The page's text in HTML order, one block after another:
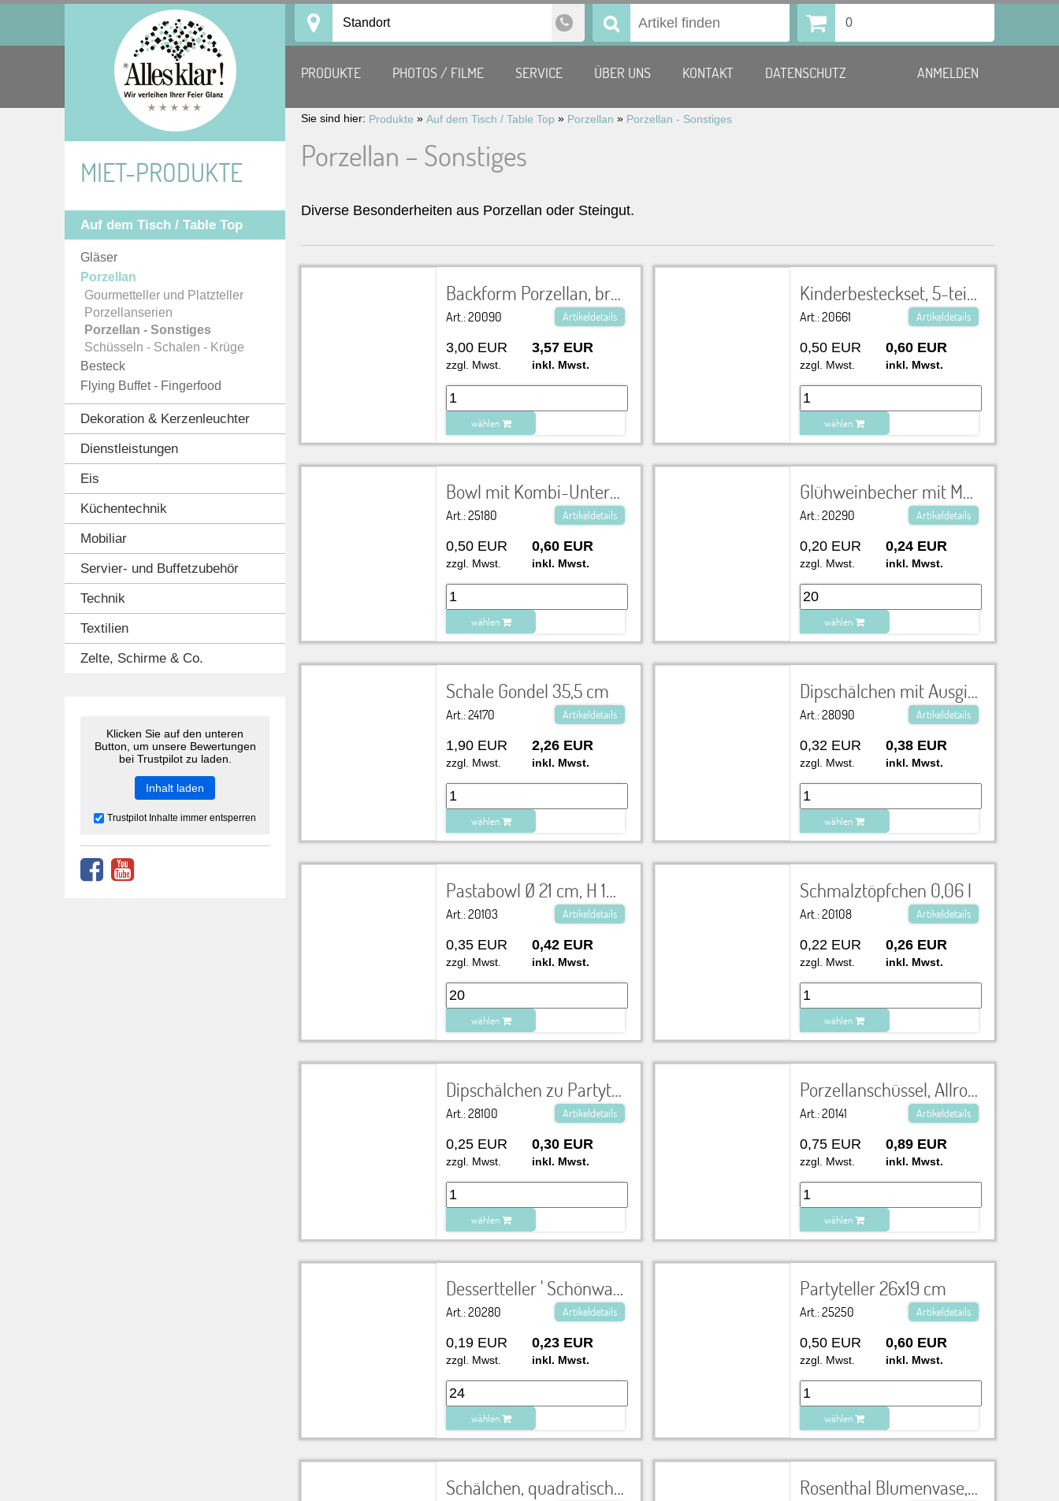
Standort Suchen 0
PRODUKTE PHOTOS / FILME SERVICE ÜBER UNS KONTAKT DATENSCHUTZ ANMELDEN
Sie sind hier: Produkte » Auf dem Tisch / Table Top » Porzellan » Porzellan - Sonstiges
Porzellan – Sonstiges
Diverse Besonderheiten aus Porzellan oder Steingut.
Backform Porzellan, braun, oval LxBxH 22x12x4 cm
Art.: 20090 Artikeldetails
3,00 EUR 3,57 EUR
zzgl. Mwst. inkl. Mwst.
wählen
zu Warenkorb hinzugefügt.
Kinderbesteckset, 5-teilig bestehend aus einem bunten Teller, 21 cm und 4-teiligem Besteckset
Art.: 20661 Artikeldetails
0,50 EUR 0,60 EUR
zzgl. Mwst. inkl. Mwst.
wählen
zu Warenkorb hinzugefügt.
Bowl mit Kombi-Untertasse 0,30 l, 18 cm
Art.: 25180 Artikeldetails
0,50 EUR 0,60 EUR
zzgl. Mwst. inkl. Mwst.
wählen
zu Warenkorb hinzugefügt.
Glühweinbecher mit Motiv und Foto, orange und mittelrot 0,20 l
Art.: 20290 Artikeldetails
0,20 EUR 0,24 EUR
zzgl. Mwst. inkl. Mwst.
wählen
zu Warenkorb hinzugefügt.
Schale Gondel 35,5 cm
Art.: 24170 Artikeldetails
1,90 EUR 2,26 EUR
zzgl. Mwst. inkl. Mwst.
wählen
zu Warenkorb hinzugefügt.
Dipschälchen mit Ausgießer
Art.: 28090 Artikeldetails
0,32 EUR 0,38 EUR
zzgl. Mwst. inkl. Mwst.
wählen
zu Warenkorb hinzugefügt.
Pastabowl Ø 21 cm, H 10 cm
Art.: 20103 Artikeldetails
0,35 EUR 0,42 EUR
zzgl. Mwst. inkl. Mwst.
wählen
zu Warenkorb hinzugefügt.
Schmalztöpfchen 0,06 l
Art.: 20108 Artikeldetails
0,22 EUR 0,26 EUR
zzgl. Mwst. inkl. Mwst.
wählen
zu Warenkorb hinzugefügt.
Dipschälchen zu Partyteller Ø 7 cm
Art.: 28100 Artikeldetails
0,25 EUR 0,30 EUR
zzgl. Mwst. inkl. Mwst.
wählen
zu Warenkorb hinzugefügt.
Porzellanschüssel, Allround Ø 19 cm
Art.: 20141 Artikeldetails
0,75 EUR 0,89 EUR
zzgl. Mwst. inkl. Mwst.
wählen
zu Warenkorb hinzugefügt.
Dessertteller ' Schönwald' Ø 19 cm
Art.: 20280 Artikeldetails
0,19 EUR 0,23 EUR
zzgl. Mwst. inkl. Mwst.
wählen
zu Warenkorb hinzugefügt.
Partyteller 26x19 cm
Art.: 25250 Artikeldetails
0,50 EUR 0,60 EUR
zzgl. Mwst. inkl. Mwst.
wählen
zu Warenkorb hinzugefügt.
Schälchen, quadratisch LxBxH 15x15x5 cm Rosenthal Blumenvase, klein H 10 cm
MIET-PRODUKTE
Auf dem Tisch / Table Top
Gläser
Porzellan
Gourmetteller und Platzteller
Porzellanserien
Porzellan - Sonstiges
Schüsseln - Schalen - Krüge
Besteck
Flying Buffet - Fingerfood
Dekoration & Kerzenleuchter
Dienstleistungen
Eis
Küchentechnik
Mobiliar
Servier- und Buffetzubehör
Technik
Textilien
Zelte, Schirme & Co.
Klicken Sie auf den unteren
Button, um unsere Bewertungen
bei Trustpilot zu laden.
Inhalt laden
Trustpilot Inhalte immer entsperren